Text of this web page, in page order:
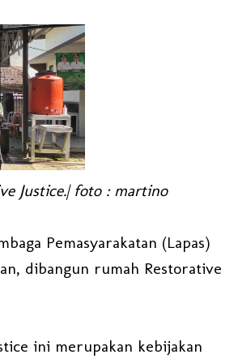
Justice.| foto : martino
Pemasyarakatan (Lapas)
dibangun rumah Restorative
ini merupakan kebijakan